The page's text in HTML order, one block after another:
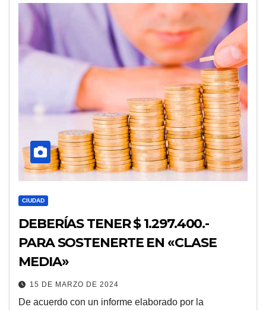
CIUDAD
DEBERÍAS TENER $ 1.297.400.-
PARA SOSTENERTE EN «CLASE
MEDIA»
15 DE MARZO DE 2024
De acuerdo con un informe elaborado por la